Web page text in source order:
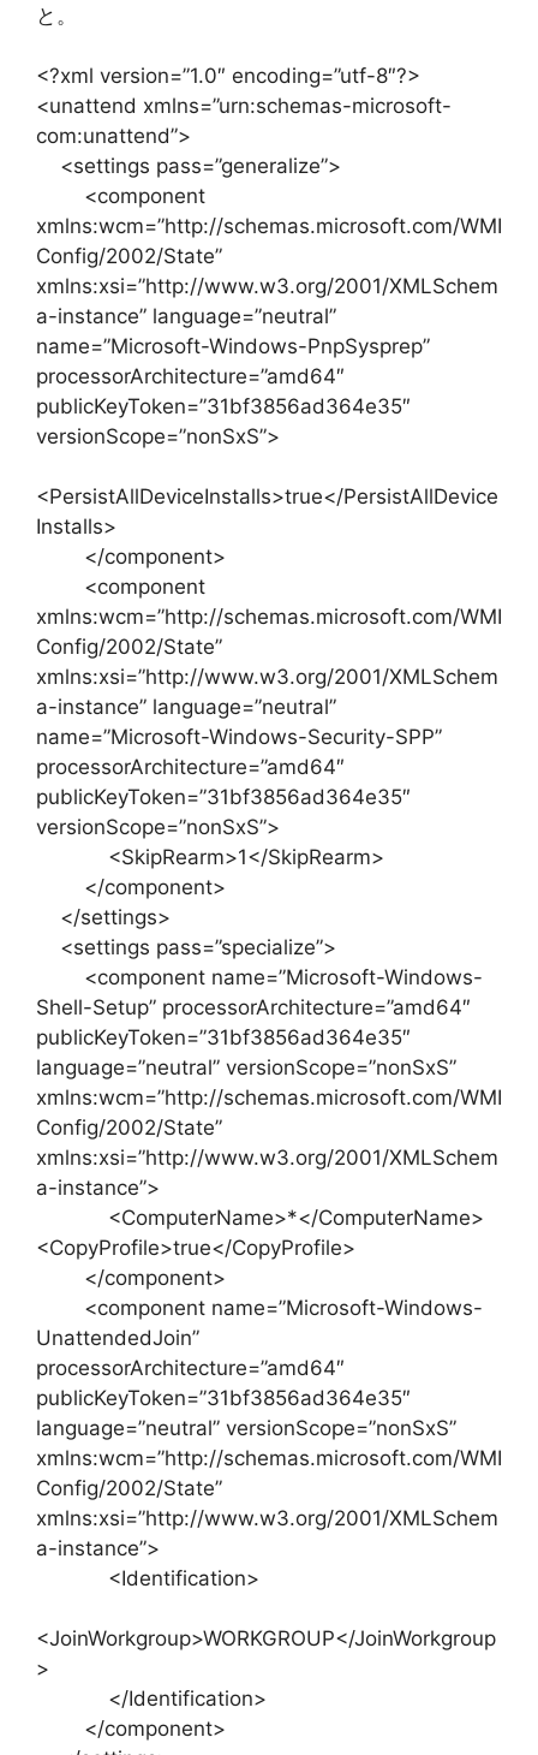
と。
<?xml version=”1.0″ encoding=”utf-8″?>
<unattend xmlns=”urn:schemas-microsoft-
com:unattend”>
<settings pass=”generalize”>
<component
xmlns:wcm=”http://schemas.microsoft.com/WMI
Config/2002/State”
xmlns:xsi=”http://www.w3.org/2001/XMLSchem
a-instance” language=”neutral”
name=”Microsoft-Windows-PnpSysprep”
processorArchitecture=”amd64″
publicKeyToken=”31bf3856ad364e35″
versionScope=”nonSxS”>
<PersistAllDeviceInstalls>true</PersistAllDevice
Installs>
</component>
<component
xmlns:wcm=”http://schemas.microsoft.com/WMI
Config/2002/State”
xmlns:xsi=”http://www.w3.org/2001/XMLSchem
a-instance” language=”neutral”
name=”Microsoft-Windows-Security-SPP”
processorArchitecture=”amd64″
publicKeyToken=”31bf3856ad364e35″
versionScope=”nonSxS”>
<SkipRearm>1</SkipRearm>
</component>
</settings>
<settings pass=”specialize”>
<component name=”Microsoft-Windows-
Shell-Setup” processorArchitecture=”amd64″
publicKeyToken=”31bf3856ad364e35″
language=”neutral” versionScope=”nonSxS”
xmlns:wcm=”http://schemas.microsoft.com/WMI
Config/2002/State”
xmlns:xsi=”http://www.w3.org/2001/XMLSchem
a-instance”>
<ComputerName>*</ComputerName>
<CopyProfile>true</CopyProfile>
</component>
<component name=”Microsoft-Windows-
UnattendedJoin”
processorArchitecture=”amd64″
publicKeyToken=”31bf3856ad364e35″
language=”neutral” versionScope=”nonSxS”
xmlns:wcm=”http://schemas.microsoft.com/WMI
Config/2002/State”
xmlns:xsi=”http://www.w3.org/2001/XMLSchem
a-instance”>
<Identification>
<JoinWorkgroup>WORKGROUP</JoinWorkgroup
>
</Identification>
</component>